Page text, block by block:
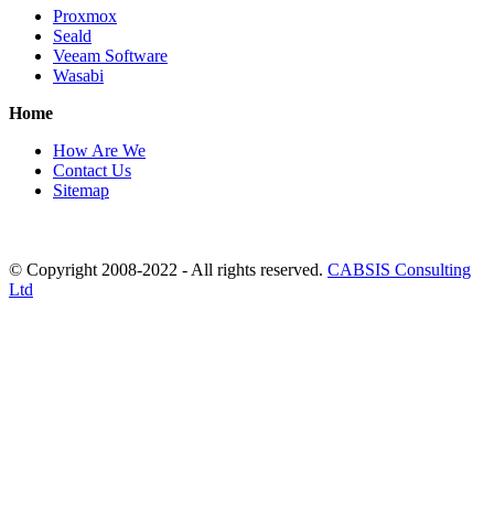
Proxmox
Seald
Veeam Software
Wasabi
Home
How Are We
Contact Us
Sitemap
© Copyright 2008-2022 - All rights reserved. CABSIS Consulting
Ltd